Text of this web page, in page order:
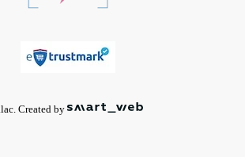
Created by